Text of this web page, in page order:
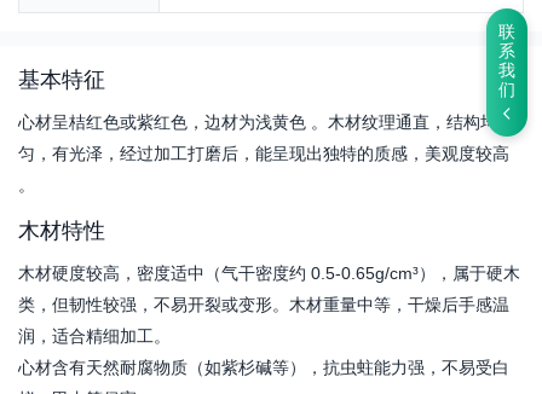
联
系
我
们
基本特征
心材呈桔红色或紫红色，边材为浅黄色 。木材纹理通直，结构均
匀，有光泽，经过加工打磨后，能呈现出独特的质感，美观度较高
。
木材特性
木材硬度较高，密度适中（气干密度约 0.5-0.65g/cm³），属于硬木
类，但韧性较强，不易开裂或变形。木材重量中等，干燥后手感温
润，适合精细加工。
心材含有天然耐腐物质（如紫杉碱等），抗虫蛀能力强，不易受白